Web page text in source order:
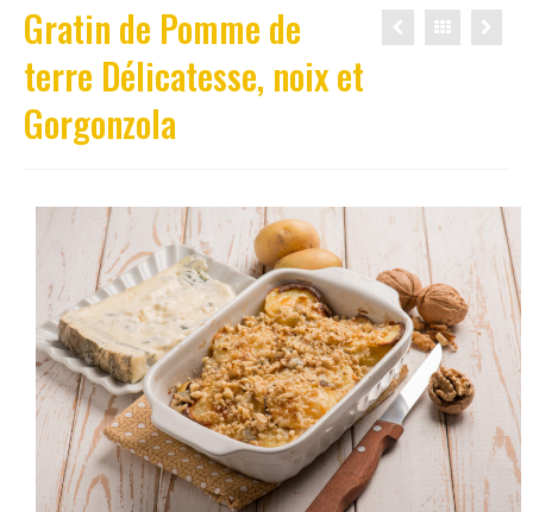
Gratin de Pomme de
terre Délicatesse, noix et
Gorgonzola